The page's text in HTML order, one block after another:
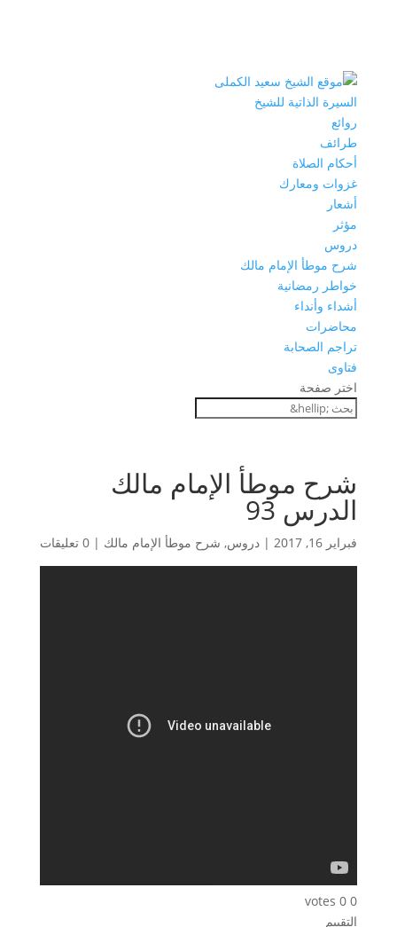
السيرة الذاتية للشيخ
روائع
طرائف
أحكام الصلاة
غزوات ومعارك
أشعار
مؤثر
دروس
شرح موطأ الإمام مالك
خواطر رمضانية
أشداء وأنداء
محاضرات
تراجم الصحابة
فتاوى
اختر صفحة
شرح موطأ الإمام مالك
الدرس 93
فبراير 16, 2017 | دروس, شرح موطأ الإمام مالك | 0 تعليقات
0
0
votes
التقييم